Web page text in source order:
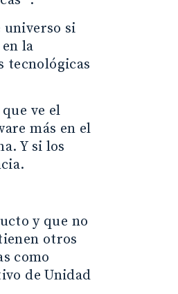
universo si
la
tecnológicas
ve el
más en el
Y si los
y que no
otros
como
de Unidad